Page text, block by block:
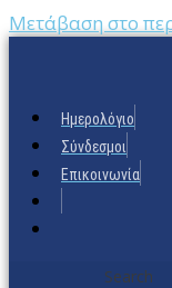
Μετάβαση στο
Ημερολόγιο
Σύνδεσμοι
Επικοινωνία
Search